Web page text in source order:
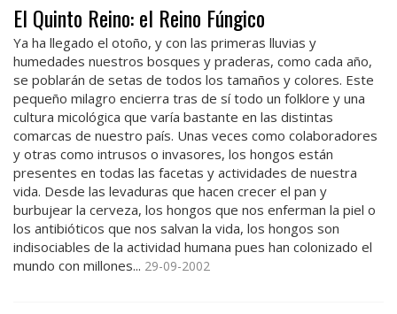
El Quinto Reino: el Reino Fúngico
Ya ha llegado el otoño, y con las primeras lluvias y
humedades nuestros bosques y praderas, como cada año,
se poblarán de setas de todos los tamaños y colores. Este
pequeño milagro encierra tras de sí todo un folklore y una
cultura micológica que varía bastante en las distintas
comarcas de nuestro país. Unas veces como colaboradores
y otras como intrusos o invasores, los hongos están
presentes en todas las facetas y actividades de nuestra
vida. Desde las levaduras que hacen crecer el pan y
burbujear la cerveza, los hongos que nos enferman la piel o
los antibióticos que nos salvan la vida, los hongos son
indisociables de la actividad humana pues han colonizado el
mundo con millones... 29-09-2002